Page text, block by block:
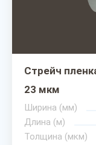
Стрейч
23 мкм
Ширина (мм)
Длина (м)
Толщина (мкм)